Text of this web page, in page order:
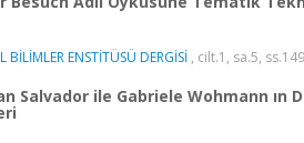
BİLİMLER ENSTİTÜSÜ DERGİSİ , cilt.1, sa.5,
Salvador ile Gabriele Wohmann ın